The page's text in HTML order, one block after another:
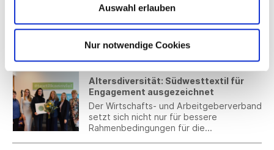
Auswahl erlauben
Nur notwendige Cookies
Februar 2026
Förderprogramme und Zuschüsse für
Unternehmen auf dem Laufenden.
Altersdiversität: Südwesttextil für
Engagement ausgezeichnet
Der Wirtschafts- und Arbeitgeberverband
setzt sich nicht nur für bessere
Rahmenbedingungen für die